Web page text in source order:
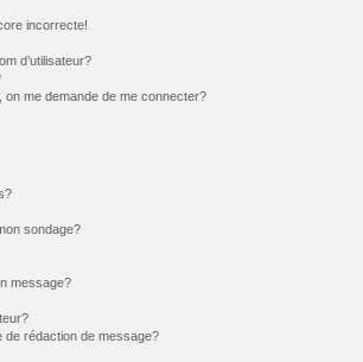
incorrecte!
d’utilisateur?
on me demande de me connecter?
sondage?
message?
de rédaction de message?